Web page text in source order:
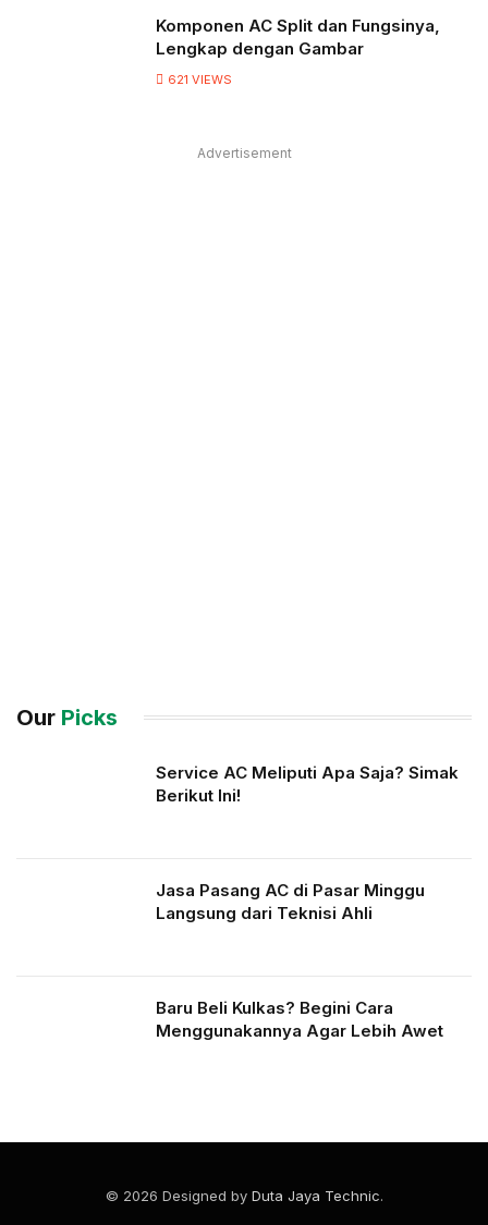
Komponen AC Split dan Fungsinya,
Lengkap dengan Gambar
621 VIEWS
Advertisement
Our Picks
Service AC Meliputi Apa Saja? Simak
Berikut Ini!
Jasa Pasang AC di Pasar Minggu
Langsung dari Teknisi Ahli
Baru Beli Kulkas? Begini Cara
Menggunakannya Agar Lebih Awet
© 2026 Designed by Duta Jaya Technic.